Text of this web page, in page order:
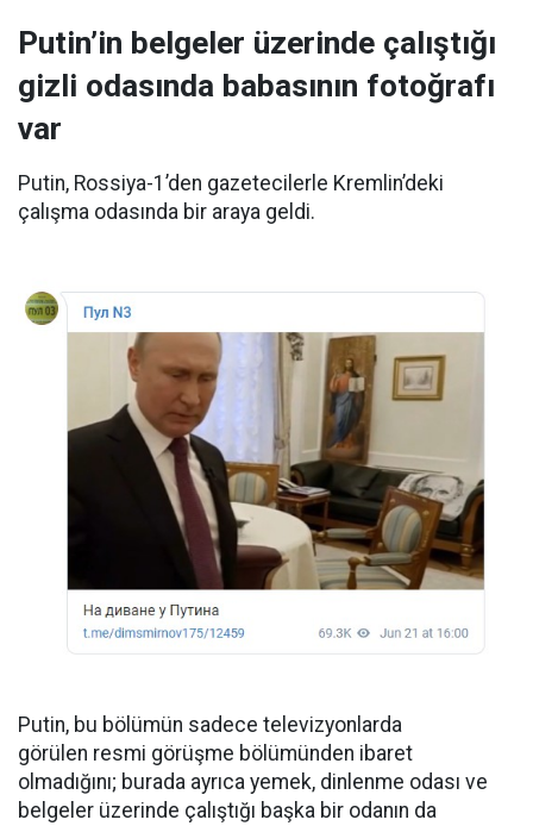
Putin’in belgeler üzerinde çalıştığı
gizli odasında babasının fotoğrafı
var
Putin, Rossiya-1’den gazetecilerle Kremlin’deki
çalışma odasında bir araya geldi.
Putin, bu bölümün sadece televizyonlarda
görülen resmi görüşme bölümünden ibaret
olmadığını; burada ayrıca yemek, dinlenme odası ve
belgeler üzerinde çalıştığı başka bir odanın da